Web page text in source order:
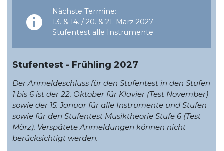
Nächste Termine:
13. & 14. / 20. & 21. März 2027
Stufentest alle Instrumente
Stufentest - Frühling 2027
Der Anmeldeschluss für den Stufentest in den Stufen
1 bis 6 ist der 22. Oktober für Klavier (Test November)
sowie der 15. Januar für alle Instrumente und Stufen
sowie für den Stufentest Musiktheorie Stufe 6 (Test
März). Verspätete Anmeldungen können nicht
berücksichtigt werden.